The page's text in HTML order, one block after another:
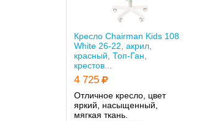
Кресло Chairman Kids 108
White 26-22, акрил,
красный, Топ-Ган,
крестов...
4 725
Отличное кресло, цвет
яркий, насыщенный,
мягкая ткань.